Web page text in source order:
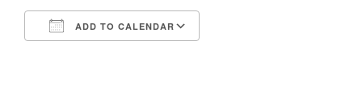
ADD TO CALENDAR